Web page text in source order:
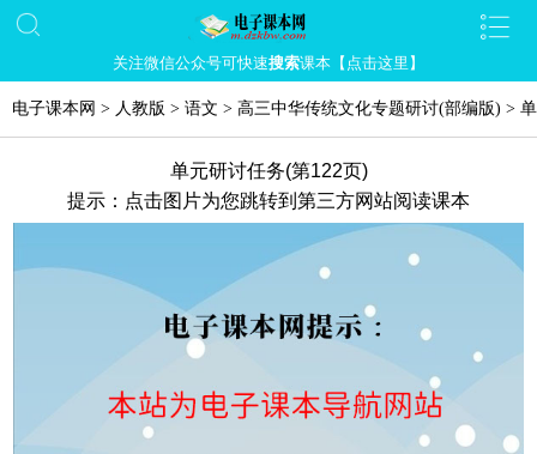
关注微信公众号可快速搜索课本【点击这里】
电子课本网 > 人教版 > 语文 > 高三中华传统文化专题研讨(部编版) >
单元研讨任务(第122页)
提示：点击图片为您跳转到第三方网站阅读课本